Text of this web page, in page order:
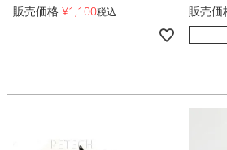
販売価格 ¥1,100税込
販売価